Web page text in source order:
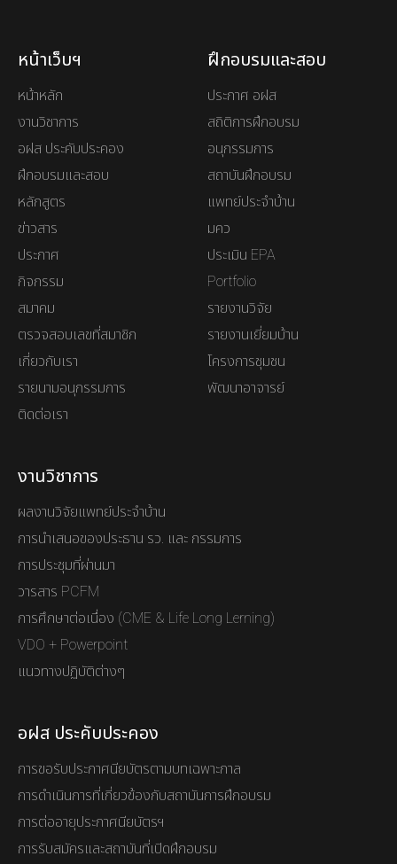
หน้าเว็บฯ
หน้าหลัก
งานวิชาการ
อฝส ประคับประคอง
ฝึกอบรมและสอบ
หลักสูตร
ข่าวสาร
ประกาศ
กิจกรรม
สมาคม
ตรวจสอบเลขที่สมาชิก
เกี่ยวกับเรา
รายนามอนุกรรมการ
ติดต่อเรา
งานวิชาการ
ผลงานวิจัยแพทย์ประจำบ้าน
การนำเสนอของประธาน รว. และ กรรมการ
การประชุมที่ผ่านมา
วารสาร PCFM
การศึกษาต่อเนื่อง (CME & Life Long Lerning)
VDO + Powerpoint
แนวทางปฏิบัติต่างๆ
อฝส ประคับประคอง
การขอรับประกาศนียบัตรตามบทเฉพาะกาล
การดำเนินการที่เกี่ยวข้องกับสถาบันการฝึกอบรม
การต่ออายุประกาศนียบัตรฯ
การรับสมัครและสถาบันที่เปิดฝึกอบรม
ฝึกอบรมและสอบ
ประกาศ อฝส
สถิติการฝึกอบรม
อนุกรรมการ
สถาบันฝึกอบรม
แพทย์ประจำบ้าน
มคว
ประเมิน EPA
Portfolio
รายงานวิจัย
รายงานเยี่ยมบ้าน
โครงการชุมชน
พัฒนาอาจารย์